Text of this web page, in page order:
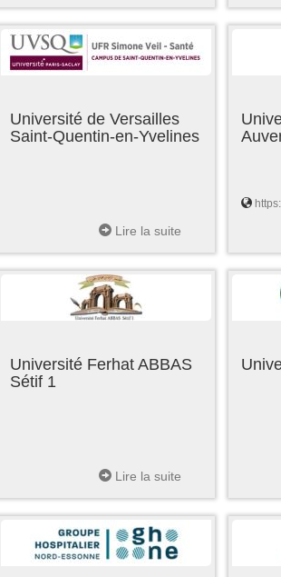
Université de Versailles
Saint-Quentin-en-Yvelines
Lire la suite
Université Ferhat ABBAS
Sétif 1
Lire la suite